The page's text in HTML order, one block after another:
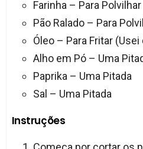
Farinha – Para Polvilhar
Pão Ralado – Para
Óleo – Para Fritar
Alho em Pó – Uma
Paprika – Uma Pitada
Sal – Uma Pitada
Instruções